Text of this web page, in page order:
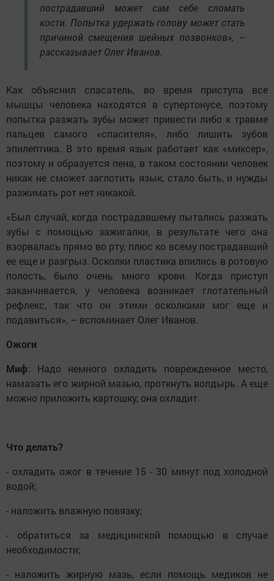
пострадавший может сам себе сломать
кости. Попытка удержать голову может стать
причиной смещения шейных позвонков», –
рассказывает Олег Иванов.
Как объяснил спасатель, во время приступа все
мышцы человека находятся в супертонусе, поэтому
попытка разжать зубы может привести либо к травме
пальцев самого «спасителя», либо лишить зубов
эпилептика. В это время язык работает как «миксер»,
поэтому и образуется пена, в таком состоянии человек
никак не сможет заглотить язык, стало быть, и нужды
разжимать рот нет никакой.
«Был случай, когда пострадавшему пытались разжать
зубы с помощью зажигалки, в результате чего она
взорвалась прямо во рту, плюс ко всему пострадавший
ее еще и разгрыз. Осколки пластика впились в ротовую
полость, было очень много крови. Когда приступ
заканчивается, у человека возникает глотательный
рефлекс, так что он этими осколками мог еще и
подавиться», – вспоминает Олег Иванов.
Ожоги
Миф: Надо немного охладить поврежденное место,
намазать его жирной мазью, проткнуть волдырь. А еще
можно приложить картошку, она охладит.
Что делать?
- охладить ожог в течение 15 - 30 минут под холодной
водой;
- наложить влажную повязку;
- обратиться за медицинской помощью в случае
необходимости;
- наложить жирную мазь, если помощь медиков не